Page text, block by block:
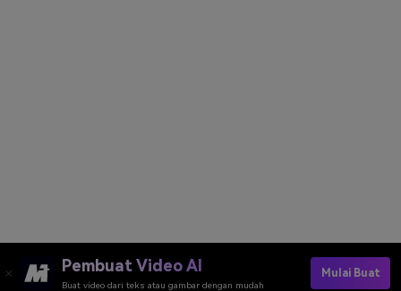
Pembuat Video AI
Buat video dari teks atau gambar dengan mudah
Mulai Buat